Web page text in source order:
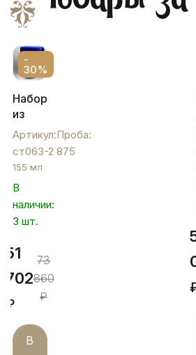
-
30%
Набор
из
двух
серебряных
стаканов
с
чернением
и
гравировкой,
2
Артикул:
ст063-2
Проба:
875
155 мл
В
наличии:
3 шт.
51
702
₽
73
860
₽
В